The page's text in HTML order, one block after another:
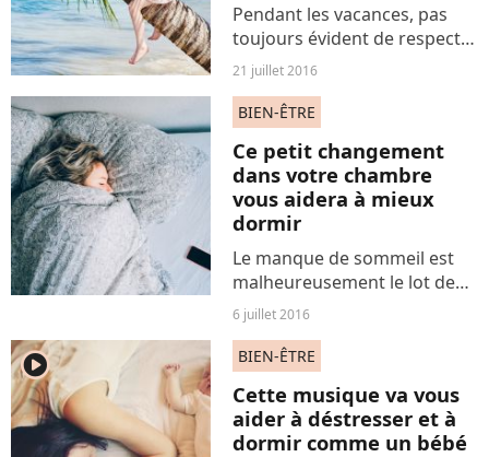
Pendant les vacances, pas
toujours évident de respecter
le même horaire de coucher
pour les enfants. Pourtant,
conserver le bon nombre
d'heures de sommeil est
essentiel à leur bien-être.
21 juillet 2016
BIEN-ÊTRE
Ce petit changement
dans votre chambre
vous aidera à mieux
dormir
Le manque de sommeil est
malheureusement le lot de
nombreuses personnes. Et si
pour s'endormir plus
facilement, on adoptait cette
astuce toute simple mais très
efficace préconisée...
6 juillet 2016
player2 BIEN-ÊTRE
Cette musique va vous
aider à déstresser et à
dormir comme un bébé